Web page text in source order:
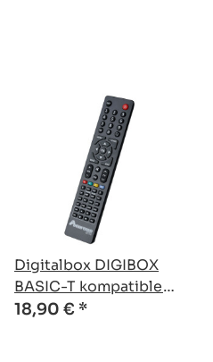
Digitalbox DIGIBOX
BASIC-T kompatible
Ersatz Fernbedienung
18,90 € *